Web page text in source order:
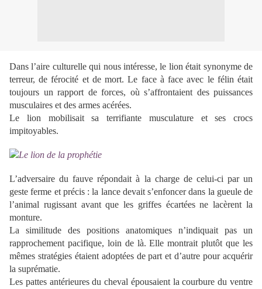
Dans l’aire culturelle qui nous intéresse, le lion était synonyme de
terreur, de férocité et de mort. Le face à face avec le félin était
toujours un rapport de forces, où s’affrontaient des puissances
musculaires et des armes acérées.
Le lion mobilisait sa terrifiante musculature et ses crocs
impitoyables.
L’adversaire du fauve répondait à la charge de celui-ci par un
geste ferme et précis : la lance devait s’enfoncer dans la gueule de
l’animal rugissant avant que les griffes écartées ne lacèrent la
monture.
La similitude des positions anatomiques n’indiquait pas un
rapprochement pacifique, loin de là. Elle montrait plutôt que les
mêmes stratégies étaient adoptées de part et d’autre pour acquérir
la suprématie.
Les pattes antérieures du cheval épousaient la courbure du ventre